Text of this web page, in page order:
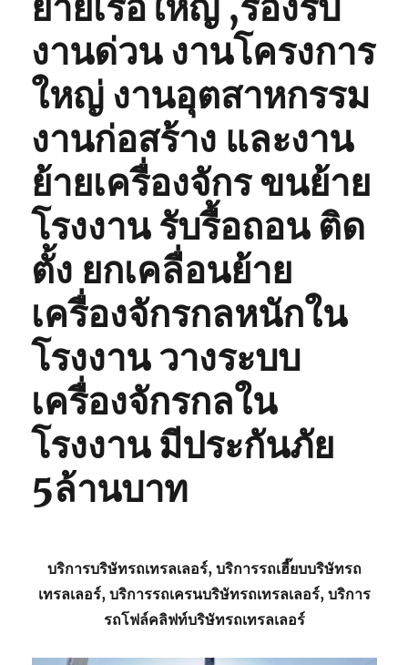
งานด่วน งานโครงการ
ใหญ่ งานอุตสาหกรรม
งานก่อสร้าง และงาน
ย้ายเครื่องจักร ขนย้าย
โรงงาน รับรื้อถอน ติด
ตั้ง ยกเคลื่อนย้าย
เครื่องจักรกลหนักใน
โรงงาน วางระบบ
เครื่องจักรกลใน
โรงงาน มีประกันภัย
5ล้านบาท
บริการบริษัทรถเทรลเลอร์, บริการรถเฮี๊ยบบริษัทรถ
เทรลเลอร์, บริการรถเครนบริษัทรถเทรลเลอร์, บริการ
รถโฟล์คลิฟท์บริษัทรถเทรลเลอร์